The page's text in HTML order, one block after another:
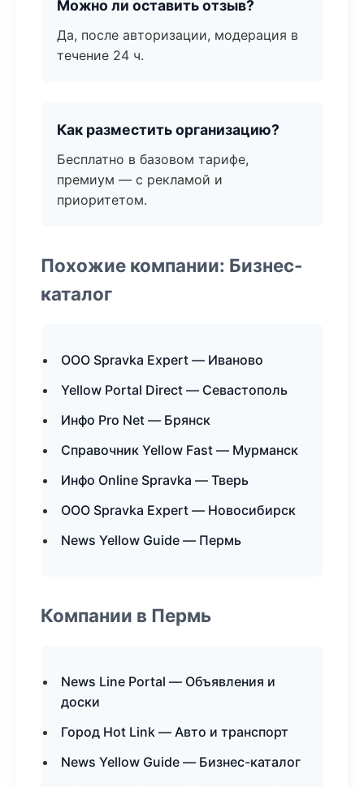
Можно ли оставить отзыв?
Да, после авторизации, модерация в
течение 24 ч.
Как разместить организацию?
Бесплатно в базовом тарифе,
премиум — с рекламой и
приоритетом.
Похожие компании: Бизнес-
каталог
ООО Spravka Expert — Иваново
Yellow Portal Direct — Севастополь
Инфо Pro Net — Брянск
Справочник Yellow Fast — Мурманск
Инфо Online Spravka — Тверь
ООО Spravka Expert — Новосибирск
News Yellow Guide — Пермь
Компании в Пермь
News Line Portal — Объявления и
доски
Город Hot Link — Авто и транспорт
News Yellow Guide — Бизнес-каталог